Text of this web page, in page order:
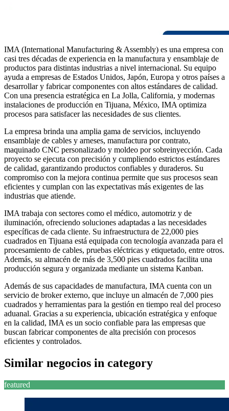
IMA (International Manufacturing & Assembly) es una empresa con
casi tres décadas de experiencia en la manufactura y ensamblaje de
productos para distintas industrias a nivel internacional. Su equipo
ayuda a empresas de Estados Unidos, Japón, Europa y otros países a
desarrollar y fabricar componentes con altos estándares de calidad.
Con una presencia estratégica en La Jolla, California, y modernas
instalaciones de producción en Tijuana, México, IMA optimiza
procesos para satisfacer las necesidades de sus clientes.
La empresa brinda una amplia gama de servicios, incluyendo
ensamblaje de cables y arneses, manufactura por contrato,
maquinado CNC personalizado y moldeo por sobreinyección. Cada
proyecto se ejecuta con precisión y cumpliendo estrictos estándares
de calidad, garantizando productos confiables y duraderos. Su
compromiso con la mejora continua permite que sus procesos sean
eficientes y cumplan con las expectativas más exigentes de las
industrias que atiende.
IMA trabaja con sectores como el médico, automotriz y de
iluminación, ofreciendo soluciones adaptadas a las necesidades
específicas de cada cliente. Su infraestructura de 22,000 pies
cuadrados en Tijuana está equipada con tecnología avanzada para el
procesamiento de cables, pruebas eléctricas y etiquetado, entre otros.
Además, su almacén de más de 3,500 pies cuadrados facilita una
producción segura y organizada mediante un sistema Kanban.
Además de sus capacidades de manufactura, IMA cuenta con un
servicio de broker externo, que incluye un almacén de 7,000 pies
cuadrados y herramientas para la gestión en tiempo real del proceso
aduanal. Gracias a su experiencia, ubicación estratégica y enfoque
en la calidad, IMA es un socio confiable para las empresas que
buscan fabricar componentes de alta precisión con procesos
eficientes y controlados.
Similar negocios in category
featured